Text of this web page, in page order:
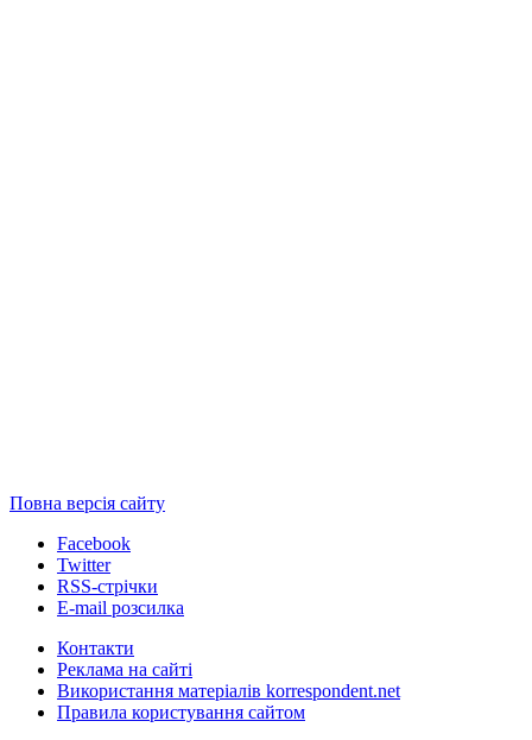
Повна версія сайту
Facebook
Twitter
RSS-стрічки
E-mail розсилка
Контакти
Реклама на сайті
Використання матеріалів korrespondent.net
Правила користування сайтом